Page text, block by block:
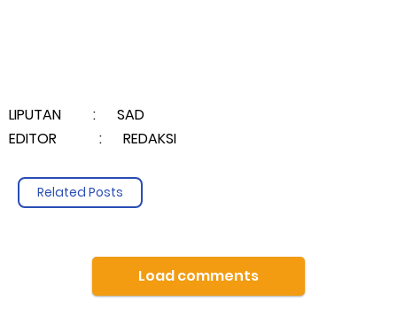
LIPUTAN : SAD
EDITOR : REDAKSI
Related Posts
Load comments